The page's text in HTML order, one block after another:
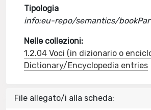
Tipologia
info:eu-repo/semantics/
Nelle collezioni:
1.2.04 Voci (in dizionario o
Dictionary/Encyclopedia entries
File allegato/i alla scheda: